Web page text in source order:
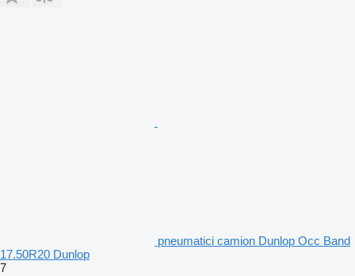
pneumatici camion Dunlop Occ Band
17.50R20 Dunlop
7